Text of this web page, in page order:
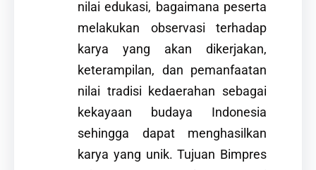
nilai edukasi, bagaimana peserta
melakukan observasi terhadap
karya yang akan dikerjakan,
keterampilan, dan pemanfaatan
nilai tradisi kedaerahan sebagai
kekayaan budaya Indonesia
sehingga dapat menghasilkan
karya yang unik. Tujuan Bimpres